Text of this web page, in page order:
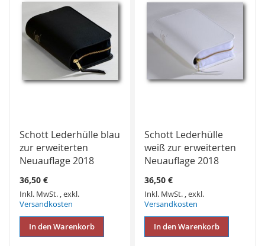
Schott Lederhülle blau
zur erweiterten
Neuauflage 2018
36,50 €
Inkl. MwSt. ,exkl.
Versandkosten
In den Warenkorb
Schott Lederhülle
weiß zur erweiterten
Neuauflage 2018
36,50 €
Inkl. MwSt. ,exkl.
Versandkosten
In den Warenkorb